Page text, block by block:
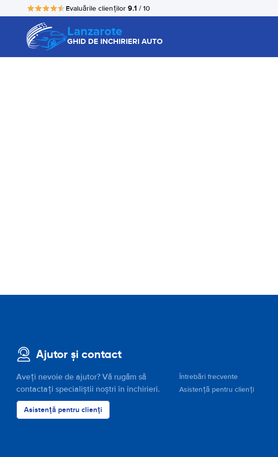
Evaluările clienților 9.1 / 10
Lanzarote
GHID DE INCHIRIERI AUTO
Ajutor și contact
Aveți nevoie de ajutor? Vă rugăm să
contactați specialiștii noștri în închirieri.
Asistență pentru clienți
Întrebări frecvente
Asistență pentru clienți